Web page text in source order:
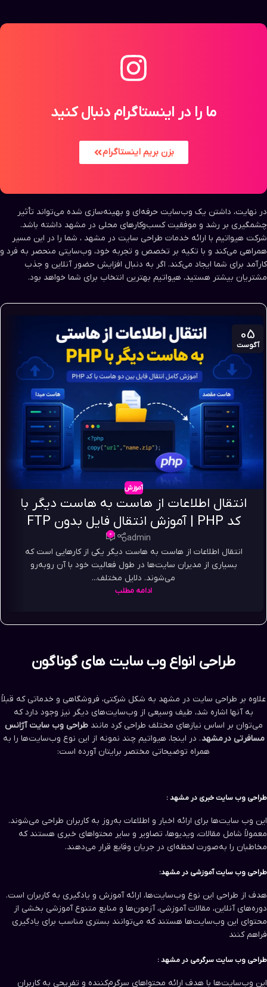
ما را در اینستاگرام دنبال کنید
بزن بریم اینستاگرام
در نهایت، داشتن یک وب‌سایت حرفه‌ای و بهینه‌سازی شده می‌تواند تأثیر
چشمگیری بر رشد و موفقیت کسب‌وکارهای محلی در مشهد داشته باشد.
شرکت هیواتیم با ارائه خدمات طراحی سایت در مشهد ، شما را در این مسیر
همراهی می‌کند و با تکیه بر تخصص و تجربه خود، وب‌سایتی منحصر به فرد و
کارآمد برای شما ایجاد می‌کند. اگر به دنبال افزایش حضور آنلاین و جذب
مشتریان بیشتر هستید، هیواتیم بهترین انتخاب برای شما خواهد بود.
05
آگوست
آموزش
انتقال اطلاعات از هاست به هاست دیگر با
کد PHP | آموزش انتقال فایل بدون FTP
admin
0
انتقال اطلاعات از هاست به هاست دیگر یکی از کارهایی است که
بسیاری از مدیران سایت‌ها در طول فعالیت خود با آن روبه‌رو
می‌شوند. دلایل مختلف...
ادامه مطلب
طراحی انواع وب سایت های گوناگون
علاوه بر طراحی سایت در مشهد به شکل شرکتی، فروشگاهی و خدماتی که قبلاً
به آنها اشاره شد، طیف وسیعی از وب‌سایت‌های دیگر نیز وجود دارد که
می‌توان بر اساس نیازهای مختلف طراحی کرد مانندطراحی وب سایت آژانس
مسافرتی درمشهد. در اینجا، هیواتیم چند نمونه از این نوع وب‌سایت‌ها را به
همراه توضیحاتی مختصر برایتان آورده است:
طراحی وب سایت‌ خبری در مشهد :
این وب سایت‌ها برای ارائه اخبار و اطلاعات به‌روز به کاربران طراحی می‌شوند.
معمولاً شامل مقالات، ویدیوها، تصاویر و سایر محتواهای خبری هستند که
مخاطبان را به‌صورت لحظه‌ای در جریان وقایع قرار می‌دهند.
طراحی وب سایت‌ آموزشی در مشهد:
هدف از طراحی این نوع وب‌سایت‌ها، ارائه آموزش و یادگیری به کاربران است.
دوره‌های آنلاین، مقالات آموزشی، آزمون‌ها و منابع متنوع آموزشی بخشی از
محتوای این وب‌سایت‌ها هستند که می‌توانند بستری مناسب برای یادگیری
فراهم کنند
طراحی وب سایت‌ سرگرمی در مشهد :
این وب‌سایت‌ها با هدف ارائه محتواهای سرگرم‌کننده و تفریحی به کاربران